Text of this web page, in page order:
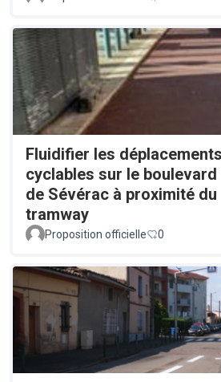
Fluidifier les déplacements
cyclables sur le boulevard
de Sévérac à proximité du
tramway
Proposition officielle 0